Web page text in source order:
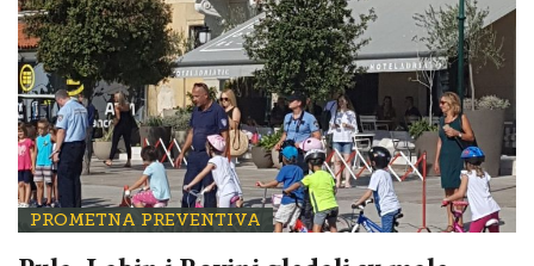
PROMETNA PREVENTIVA